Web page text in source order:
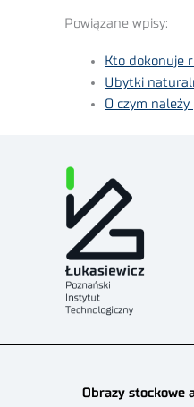
Powiązane wpisy:
Kto dokonuje
Ubytki
O czym
Obrazy stockowe